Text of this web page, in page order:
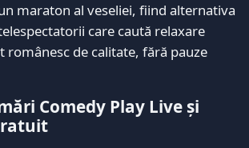
maraton al veseliei, fiind alternativa
care caută relaxare
românesc de calitate, fără pauze
Comedy Play Live și